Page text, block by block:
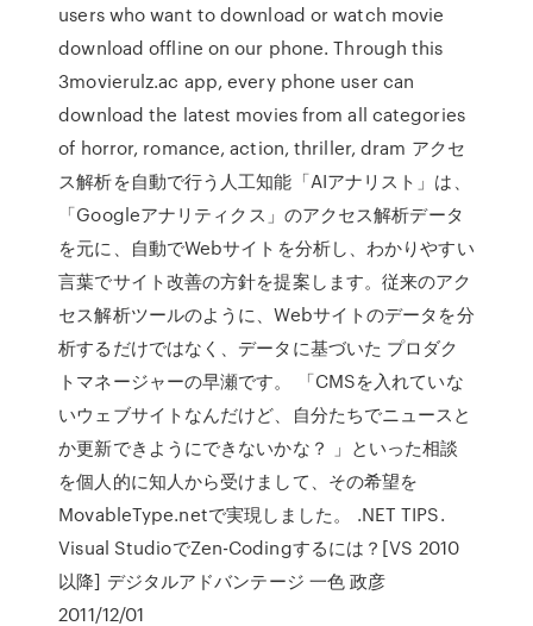
users who want to download or watch movie
download offline on our phone. Through this
3movierulz.ac app, every phone user can
download the latest movies from all categories
of horror, romance, action, thriller, dram アクセ
ス解析を自動で行う人工知能「AIアナリスト」は、
「Googleアナリティクス」のアクセス解析データ
を元に、自動でWebサイトを分析し、わかりやすい
言葉でサイト改善の方針を提案します。従来のアク
セス解析ツールのように、Webサイトのデータを分
析するだけではなく、データに基づいた プロダク
トマネージャーの早瀬です。 「CMSを入れていな
いウェブサイトなんだけど、自分たちでニュースと
か更新できようにできないかな？ 」といった相談
を個人的に知人から受けまして、その希望を
MovableType.netで実現しました。 .NET TIPS.
Visual StudioでZen-Codingするには？[VS 2010
以降] デジタルアドバンテージ 一色 政彦
2011/12/01